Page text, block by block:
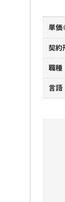
単価
契約
職種
言語